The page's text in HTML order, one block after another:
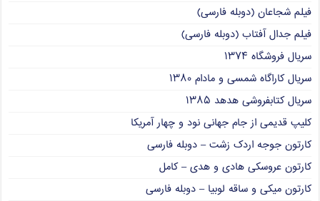
فیلم شجاعان (دوبله فارسی)
فیلم جدال آفتاب (دوبله فارسی)
سریال فروشگاه ۱۳۷۴
سریال کاراگاه شمسی و مادام ۱۳۸۰
سریال کتابفروشی هدهد ۱۳۸۵
کلیپ قدیمی از جام جهانی نود و چهار آمریکا
کارتون جوجه اردک زشت – دوبله فارسی
کارتون عروسکی هادی و هدی – کامل
کارتون میکی و ساقه لوبیا – دوبله فارسی